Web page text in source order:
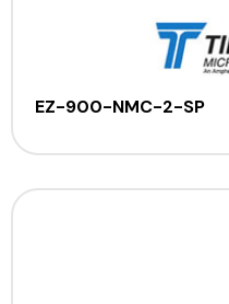
EZ-900-NMC-2-SP